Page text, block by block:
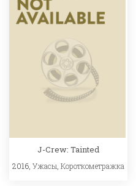
J-Crew: Tainted
2016, Ужасы, Короткометражка